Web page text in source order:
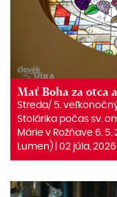
Mať Boha za otca
Streda/ 5.
Stolárika počas sv.
Márie v Rožňave 6.
Lumen) | 02 júla, 2026